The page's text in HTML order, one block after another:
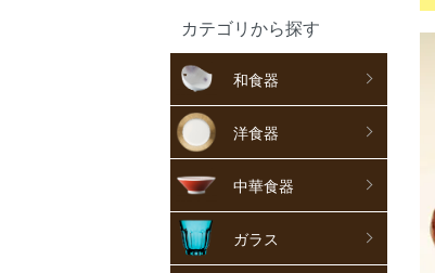
カテゴリから探す
和食器
洋食器
中華食器
ガラス